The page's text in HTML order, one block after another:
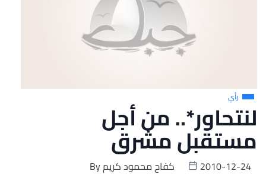
رأي
لنتحاور*.. من أجل
مستقبل مشرق
Byكفاح محمود كريم
2010-12-24